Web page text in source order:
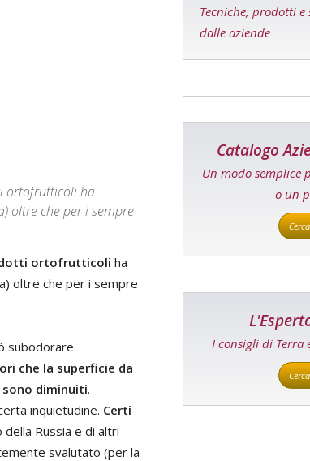
ortofrutticoli ha
oltre che per i sempre
ortofrutticoli ha
oltre che per i sempre
subodorare.
che la superficie da
diminuiti.
inquietudine. Certi
Russia e di altri
svalutato (per la
Tecniche, prodotti e
dalle aziende
Catalogo
Un modo semplice
o un
I consigli di Terra